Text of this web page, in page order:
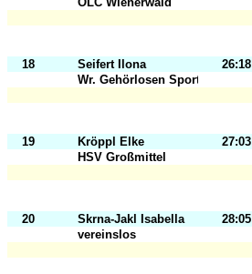
18 Seifert Ilona 26:18
Wr. Gehörlosen Sportclub 1901
19 Kröppl Elke 27:03
HSV Großmittel
20 Skrna-Jakl Isabella 28:05
vereinslos